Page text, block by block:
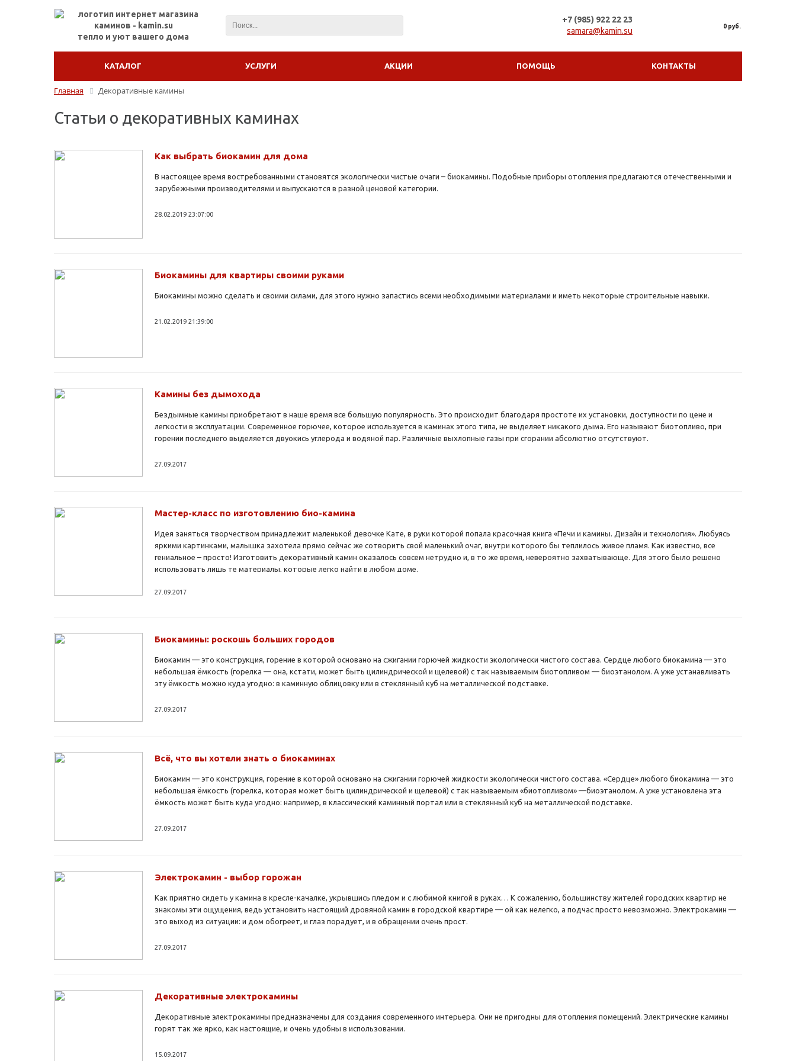
тепло и уют вашего дома
+7 (985) 922 22 23
samara@kamin.su
0 руб.
КАТАЛОГ УСЛУГИ АКЦИИ ПОМОЩЬ КОНТАКТЫ
Главная Декоративные камины
Статьи о декоративных каминах
Как выбрать биокамин для дома
В настоящее время востребованными становятся экологически чистые очаги – биокамины. Подобные приборы отопления предлагаются отечественными и
зарубежными производителями и выпускаются в разной ценовой категории.
28.02.2019 23:07:00
Биокамины для квартиры своими руками
Биокамины можно сделать и своими силами, для этого нужно запастись всеми необходимыми материалами и иметь некоторые строительные навыки.
21.02.2019 21:39:00
Камины без дымохода
Бездымные камины приобретают в наше время все большую популярность. Это происходит благодаря простоте их установки, доступности по цене и
легкости в эксплуатации. Современное горючее, которое используется в каминах этого типа, не выделяет никакого дыма. Его называют биотопливо, при
горении последнего выделяется двуокись углерода и водяной пар. Различные выхлопные газы при сгорании абсолютно отсутствуют.
27.09.2017
Мастер-класс по изготовлению био-камина
Идея заняться творчеством принадлежит маленькой девочке Кате, в руки которой попала красочная книга «Печи и камины. Дизайн и технология». Любуясь
яркими картинками, малышка захотела прямо сейчас же сотворить свой маленький очаг, внутри которого бы теплилось живое пламя. Как известно, все
гениальное – просто! Изготовить декоративный камин оказалось совсем нетрудно и, в то же время, невероятно захватывающе. Для этого было решено
использовать лишь те материалы, которые легко найти в любом доме.
27.09.2017
Биокамины: роскошь больших городов
Биокамин — это конструкция, горение в которой основано на сжигании горючей жидкости экологически чистого состава. Сердце любого биокамина — это
небольшая ёмкость (горелка — она, кстати, может быть цилиндрической и щелевой) с так называемым биотопливом — биоэтанолом. А уже устанавливать
эту ёмкость можно куда угодно: в каминную облицовку или в стеклянный куб на металлической подставке.
27.09.2017
Всё, что вы хотели знать о биокаминах
Биокамин — это конструкция, горение в которой основано на сжигании горючей жидкости экологически чистого состава. «Сердце» любого биокамина — это
небольшая ёмкость (горелка, которая может быть цилиндрической и щелевой) с так называемым «биотопливом» —биоэтанолом. А уже установлена эта
ёмкость может быть куда угодно: например, в классический каминный портал или в стеклянный куб на металлической подставке.
27.09.2017
Электрокамин - выбор горожан
Как приятно сидеть у камина в кресле-качалке, укрывшись пледом и с любимой книгой в руках… К сожалению, большинству жителей городских квартир не
знакомы эти ощущения, ведь установить настоящий дровяной камин в городской квартире — ой как нелегко, а подчас просто невозможно. Электрокамин —
это выход из ситуации: и дом обогреет, и глаз порадует, и в обращении очень прост.
27.09.2017
Декоративные электрокамины
Декоративные электрокамины предназначены для создания современного интерьера. Они не пригодны для отопления помещений. Электрические камины
горят так же ярко, как настоящие, и очень удобны в использовании.
15.09.2017